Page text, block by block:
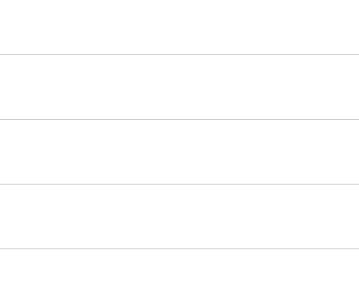
pelo aplicativo Santander Empresas para agilizar as
informacional, consultivo e transacional, via chat
às 20h e sábado, das 08h às
o Suporte Getnet para sua maquinha e soluções digitais.